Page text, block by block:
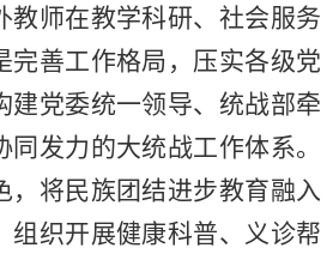
教师在教学科研、社会服务
完善工作格局，压实各级党
建党委统一领导、统战部牵
发力的大统战工作体系。
，将民族团结进步教育融入
组织开展健康科普、义诊帮